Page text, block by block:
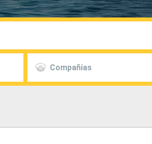
Compañías